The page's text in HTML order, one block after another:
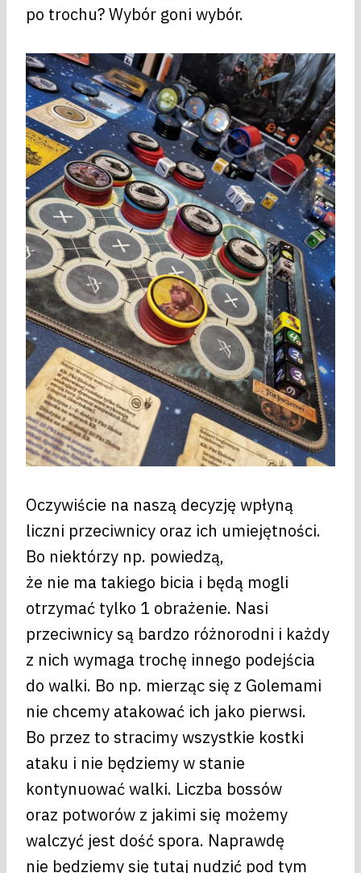
po trochu? Wybór goni wybór.
Oczywiście na naszą decyzję wpłyną
liczni przeciwnicy oraz ich umiejętności.
Bo niektórzy np. powiedzą,
że nie ma takiego bicia i będą mogli
otrzymać tylko 1 obrażenie. Nasi
przeciwnicy są bardzo różnorodni i każdy
z nich wymaga trochę innego podejścia
do walki. Bo np. mierząc się z Golemami
nie chcemy atakować ich jako pierwsi.
Bo przez to stracimy wszystkie kostki
ataku i nie będziemy w stanie
kontynuować walki. Liczba bossów
oraz potworów z jakimi się możemy
walczyć jest dość spora. Naprawdę
nie będziemy się tutaj nudzić pod tym